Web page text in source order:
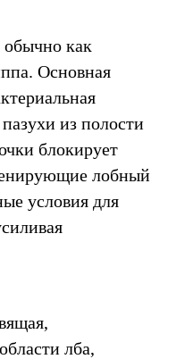
обычно как
Основная
из полости
блокирует
лобный
условия для
лба,